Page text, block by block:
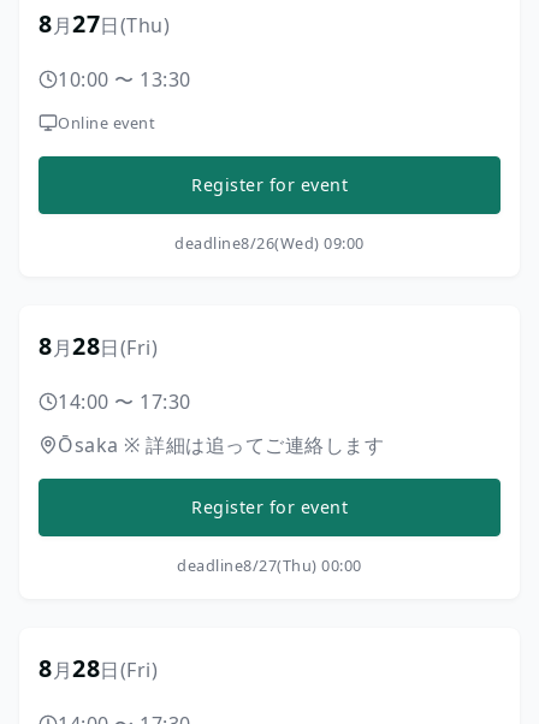
8月27日(Thu)
10:00 〜 13:30
Online event
Register for event
deadline8/26(Wed) 09:00
8月28日(Fri)
14:00 〜 17:30
Ōsaka ※ 詳細は追ってご連絡します
Register for event
deadline8/27(Thu) 00:00
8月28日(Fri)